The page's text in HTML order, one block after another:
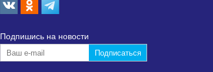
Подпишиcь на новости